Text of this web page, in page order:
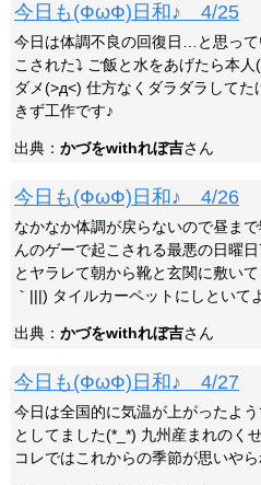
今日も(ФωФ)日和♪ 4/25
今日は体調不良の回復日…と思っ
こされた⤵ ご飯と水をあげたら本
ダメ(>д<) 仕方なくダラダラして
きず工作です♪
出典： かづをwithれぼ吉さん
今日も(ФωФ)日和♪ 4/26
なかなか体調が戻らないので昼ま
んのゲーで起こされる最悪の日曜
とヤラレて朝から靴と玄関に敷い
｀|||) タイルカーペットにしといて
出典： かづをwithれぼ吉さん
今日も(ФωФ)日和♪ 4/27
今日は全国的に気温が上がったよ
としてました(*_*) 九州産まれのく
コレではこれからの季節が思いや